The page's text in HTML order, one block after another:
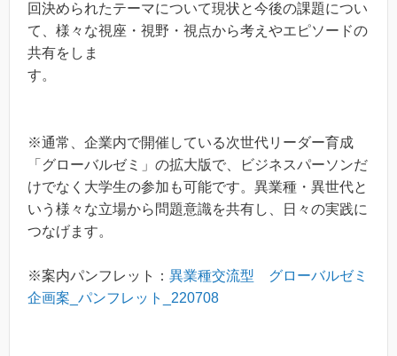
回決められたテーマについて現状と今後の課題につい
て、様々な視座・視野・視点から考えやエピソードの
共有をしま
す。
※通常、企業内で開催している次世代リーダー育成
「グローバルゼミ」の拡大版で、ビジネスパーソンだ
けでなく大学生の参加も可能です。異業種・異世代と
いう様々な立場から問題意識を共有し、日々の実践に
つなげます。
※案内パンフレット： 異業種交流型 グローバルゼミ
企画案_パンフレット_220708